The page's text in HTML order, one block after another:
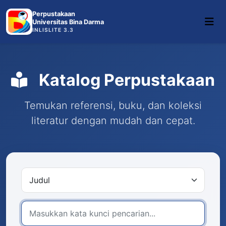
Perpustakaan
Universitas Bina Darma
INLISLITE 3.3
Katalog Perpustakaan
Temukan referensi, buku, dan koleksi
literatur dengan mudah dan cepat.